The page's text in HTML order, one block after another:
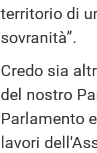
territorio di
sovranità”.
Credo sia
del nostro
Parlamento
lavori